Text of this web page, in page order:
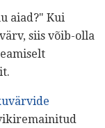
aiad?" Kui
siis võib-olla